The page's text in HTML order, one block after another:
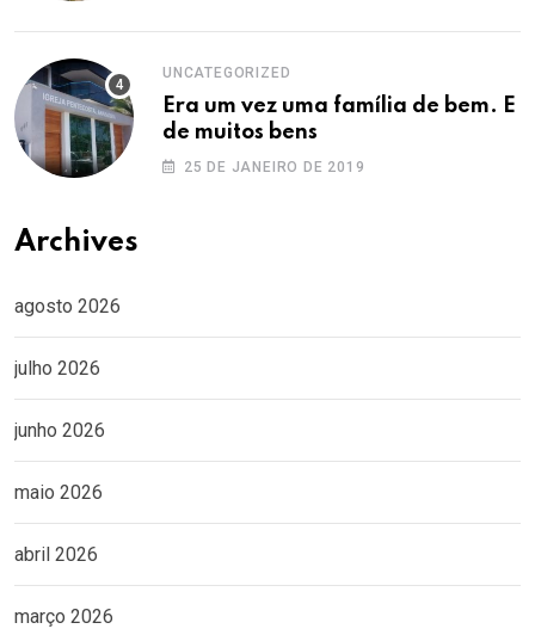
UNCATEGORIZED
Era um vez uma família de bem. E
de muitos bens
25 DE JANEIRO DE 2019
Archives
agosto 2026
julho 2026
junho 2026
maio 2026
abril 2026
março 2026